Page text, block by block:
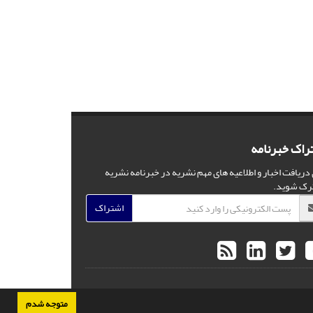
متوجه شدم
خبرنامه
دریافت اخبار و اطلاعیه های مهم نشریه در خبرنامه نشریه
شوید.
اشتراک